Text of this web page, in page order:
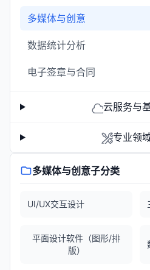
多媒体与创意
数据统计分析
电子签章与合同
云服务与
专业领
多媒体与创意子分类
UI/UX交互设计
平面设计软件（图形/排
版）